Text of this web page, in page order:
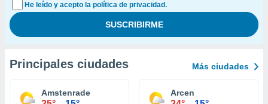
He leído y acepto la política de privacidad.
Principales ciudades Más ciudades
Amstenrade Arcen